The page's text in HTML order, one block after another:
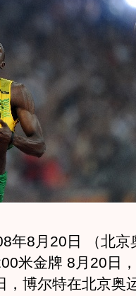
年8月20日 （北京
米金牌 8月20日
，博尔特在北京奥